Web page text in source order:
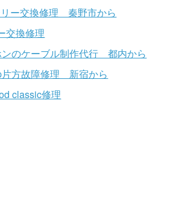
ー交換修理 秦野市から
交換修理
ンのケーブル制作代行 都内から
片方故障修理 新宿から
classic修理